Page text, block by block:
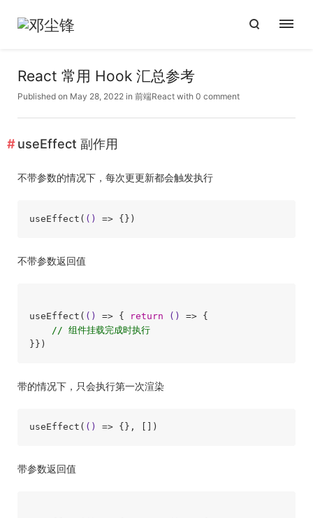
React 常用 Hook 汇总参考
Published on May 28, 2022 in 前端React with 0 comment
useEffect 副作用
不带参数的情况下，每次更更新都会触发执行
useEffect( () =>
不带参数返回值
useEffect( () => { return () => {
// 组件挂载完成时执行
带的情况下，只会执行第一次渲染
useEffect( () =>
带参数返回值